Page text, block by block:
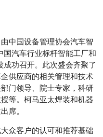
中国设备管理协会汽车智
国汽车行业标杆智能工厂和
成功召开。此次盛会齐聚了
供应商的相关管理和技术
门领导、院士专家，科研
等。柯马亚太焊装和机器
席。
众客户的认可和推荐基础